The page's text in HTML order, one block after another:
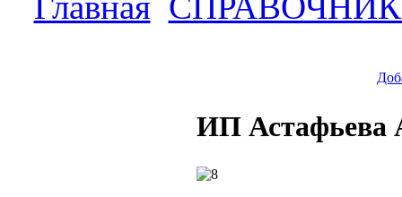
ИП Астафьева